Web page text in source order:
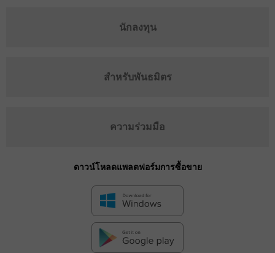
นักลงทุน
สำหรับพันธมิตร
ความร่วมมือ
ดาวน์โหลดแพลตฟอร์มการซื้อขาย